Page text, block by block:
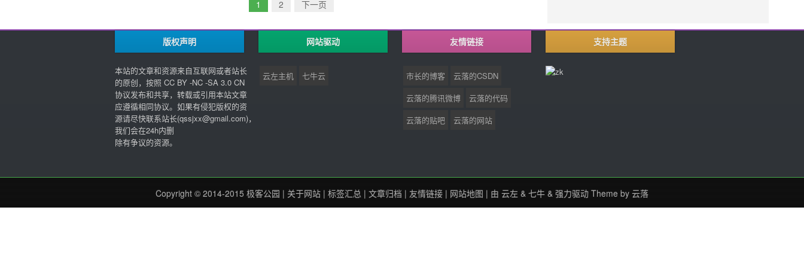
1 2 下一页
版权声明
本站的文章和资源来自互联网或者站长
的原创，按照 CC BY -NC -SA 3.0 CN
协议发布和共享，转载或引用本站文章
应遵循相同协议。如果有侵犯版权的资
源请尽快联系站长(qssjxx@gmail.com)，
我们会在24h内删
除有争议的资源。
网站驱动
云左主机 七牛云
友情链接
市长的博客
云落的CSDN
云落的腾讯微博
云落的代码
云落的贴吧
云落的网站
支持主题
Copyright © 2014-2015 极客公园 | 关于网站 | 标签汇总 | 文章归档 | 友情链接 | 网站地图 | 由 云左 & 七牛 & 强力驱动 Theme by 云落